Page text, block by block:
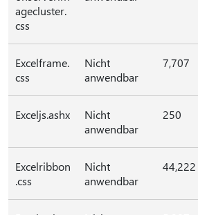
agecluster.
css
Excelframe.
css
Nicht
anwendbar
7,707
Exceljs.ashx
Nicht
anwendbar
250
Excelribbon
.css
Nicht
anwendbar
44,222